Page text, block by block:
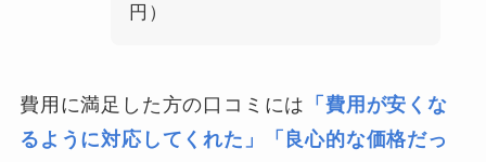
円）
費用に満足した方の口コミには 「費用が安くな
るように対応してくれた」「良心的な価格だっ